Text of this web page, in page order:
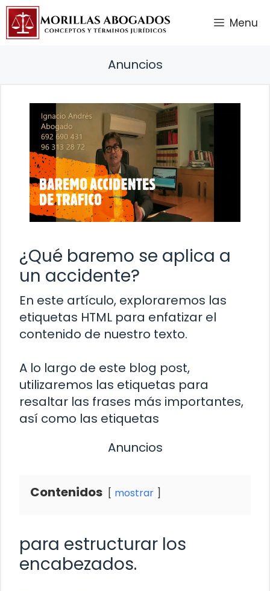
Saltar
contenido
Menu
Anuncios
¿Qué baremo se aplica a
un accidente?
En este artículo, exploraremos las
etiquetas HTML para enfatizar el
contenido de nuestro texto.
A lo largo de este blog post,
utilizaremos las etiquetas para
resaltar las frases más importantes,
así como las etiquetas
Anuncios
Contenidos mostrar
para estructurar los
encabezados.